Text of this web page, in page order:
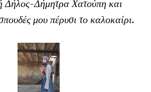
Δήλος-Δήμητρα Χατούπη και
μου πέρυσι το καλοκαίρι.